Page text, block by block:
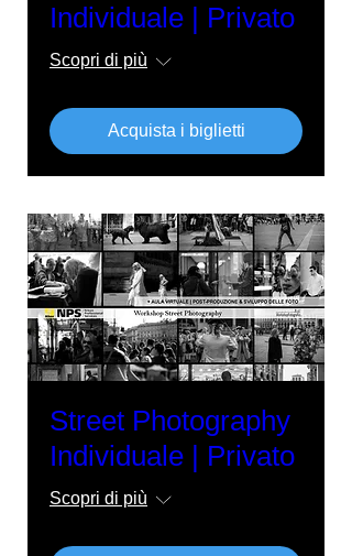
Individuale | Privato
Scopri di più
Acquista i biglietti
Street Photography
Individuale | Privato
Scopri di più